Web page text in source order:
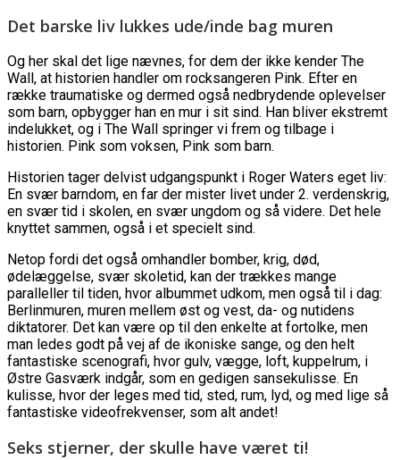
Det barske liv lukkes ude/inde bag muren
Og her skal det lige nævnes, for dem der ikke kender The
Wall, at historien handler om rocksangeren Pink. Efter en
række traumatiske og dermed også nedbrydende oplevelser
som barn, opbygger han en mur i sit sind. Han bliver ekstremt
indelukket, og i The Wall springer vi frem og tilbage i
historien. Pink som voksen, Pink som barn.
Historien tager delvist udgangspunkt i Roger Waters eget liv:
En svær barndom, en far der mister livet under 2. verdenskrig,
en svær tid i skolen, en svær ungdom og så videre. Det hele
knyttet sammen, også i et specielt sind.
Netop fordi det også omhandler bomber, krig, død,
ødelæggelse, svær skoletid, kan der trækkes mange
paralleller til tiden, hvor albummet udkom, men også til i dag:
Berlinmuren, muren mellem øst og vest, da- og nutidens
diktatorer. Det kan være op til den enkelte at fortolke, men
man ledes godt på vej af de ikoniske sange, og den helt
fantastiske scenografi, hvor gulv, vægge, loft, kuppelrum, i
Østre Gasværk indgår, som en gedigen sansekulisse. En
kulisse, hvor der leges med tid, sted, rum, lyd, og med lige så
fantastiske videofrekvenser, som alt andet!
Seks stjerner, der skulle have været ti!